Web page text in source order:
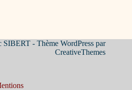
- Thème WordPress par
CreativeThemes